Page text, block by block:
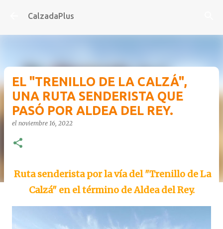
Ir al contenido principal
CalzadaPlus
EL "TRENILLO DE LA CALZÁ",
UNA RUTA SENDERISTA QUE
PASÓ POR ALDEA DEL REY.
el noviembre 16, 2022
Ruta senderista por la vía del "Trenillo de La
Calzá" en el término de Aldea del Rey.